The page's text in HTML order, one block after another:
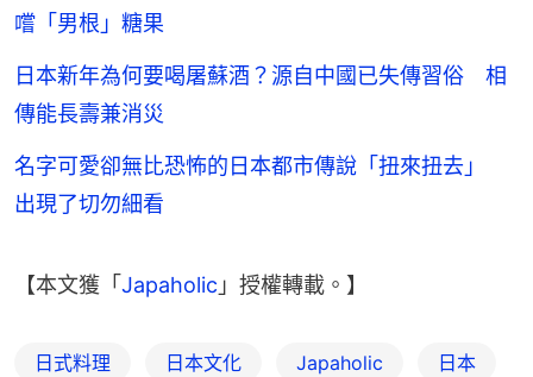
嚐「男根」糖果
日本新年為何要喝屠蘇酒？源自中國已失傳習俗 相
傳能長壽兼消災
名字可愛卻無比恐怖的日本都市傳說「扭來扭去」
出現了切勿細看
【本文獲「 Japaholic 」授權轉載。】
日式料理 日本文化 Japaholic 日本